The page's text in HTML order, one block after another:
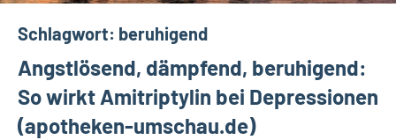
Schlagwort: beruhigend
Angstlösend, dämpfend, beruhigend:
So wirkt Amitriptylin bei Depressionen
(apotheken-umschau.de)